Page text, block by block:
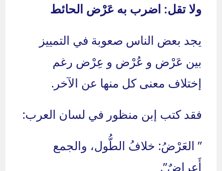
ولا تقل: اضرب به عَرْض الحائط
يجد بعض الناس صعوبة في التمييز
بين عَرْض و عُرْض و عِرْض رغم
إختلاف معنى كل منها عن الآخر.
فقد كتب إبن منظور في لسان العرب:
” العَرْضُ: خلافُ الطُّول، والجمع
أَعراضٌ”.